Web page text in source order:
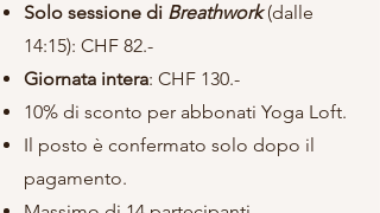
Solo sessione di Breathwork(dalle
14:15): CHF 82.-
Giornata intera: CHF 130.-
10% di sconto per abbonati Yoga Loft.
Il posto è confermato solo dopo il
pagamento.